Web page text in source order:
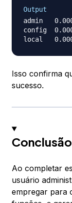
Output
admin
config
Isso confirma
sucesso.
Conclusão
Ao completar
usuário
empregar para